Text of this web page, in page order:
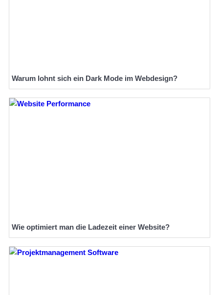
Warum lohnt sich ein Dark Mode im Webdesign?
Wie optimiert man die Ladezeit einer Website?